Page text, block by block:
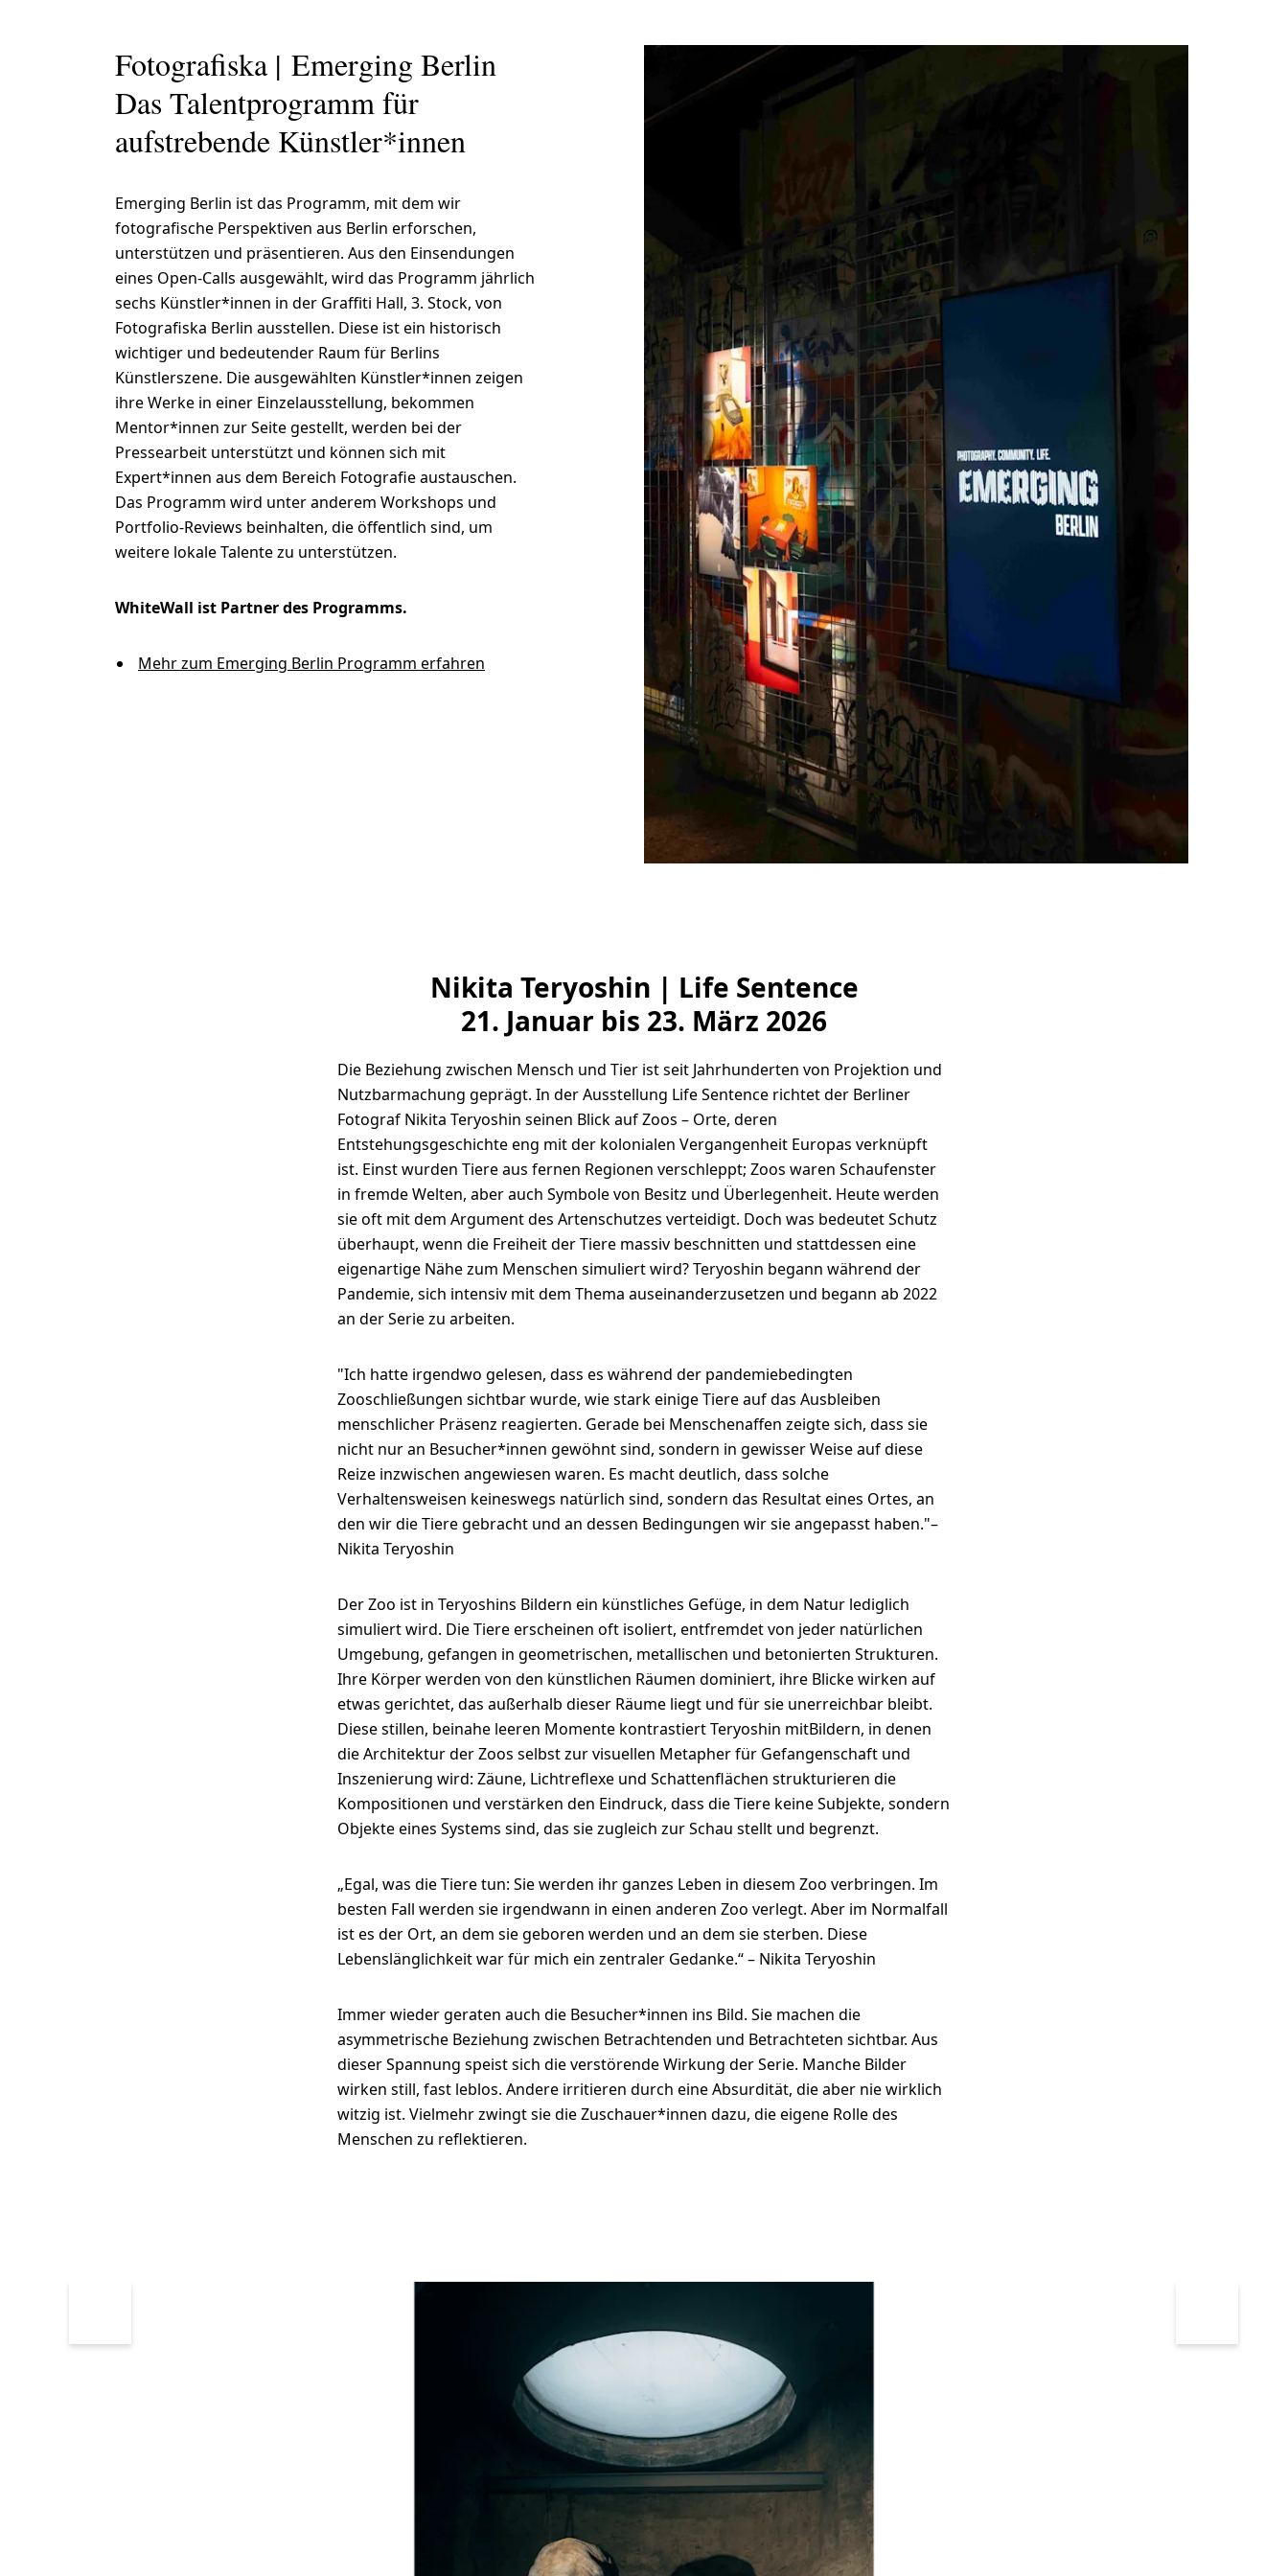
Fotografiska | Emerging Berlin
Das Talentprogramm für
aufstrebende Künstler*innen
Emerging Berlin ist das Programm, mit dem wir
fotografische Perspektiven aus Berlin erforschen,
unterstützen und präsentieren. Aus den Einsendungen
eines Open-Calls ausgewählt, wird das Programm jährlich
sechs Künstler*innen in der Graffiti Hall, 3. Stock, von
Fotografiska Berlin ausstellen. Diese ist ein historisch
wichtiger und bedeutender Raum für Berlins
Künstlerszene. Die ausgewählten Künstler*innen zeigen
ihre Werke in einer Einzelausstellung, bekommen
Mentor*innen zur Seite gestellt, werden bei der
Pressearbeit unterstützt und können sich mit
Expert*innen aus dem Bereich Fotografie austauschen.
Das Programm wird unter anderem Workshops und
Portfolio-Reviews beinhalten, die öffentlich sind, um
weitere lokale Talente zu unterstützen.
WhiteWall ist Partner des Programms.
Mehr zum Emerging Berlin Programm erfahren
Nikita Teryoshin | Life Sentence
21. Januar bis 23. März 2026
Die Beziehung zwischen Mensch und Tier ist seit Jahrhunderten von Projektion und
Nutzbarmachung geprägt. In der Ausstellung Life Sentence richtet der Berliner
Fotograf Nikita Teryoshin seinen Blick auf Zoos – Orte, deren
Entstehungsgeschichte eng mit der kolonialen Vergangenheit Europas verknüpft
ist. Einst wurden Tiere aus fernen Regionen verschleppt; Zoos waren Schaufenster
in fremde Welten, aber auch Symbole von Besitz und Überlegenheit. Heute werden
sie oft mit dem Argument des Artenschutzes verteidigt. Doch was bedeutet Schutz
überhaupt, wenn die Freiheit der Tiere massiv beschnitten und stattdessen eine
eigenartige Nähe zum Menschen simuliert wird? Teryoshin begann während der
Pandemie, sich intensiv mit dem Thema auseinanderzusetzen und begann ab 2022
an der Serie zu arbeiten.
"Ich hatte irgendwo gelesen, dass es während der pandemiebedingten
Zooschließungen sichtbar wurde, wie stark einige Tiere auf das Ausbleiben
menschlicher Präsenz reagierten. Gerade bei Menschenaffen zeigte sich, dass sie
nicht nur an Besucher*innen gewöhnt sind, sondern in gewisser Weise auf diese
Reize inzwischen angewiesen waren. Es macht deutlich, dass solche
Verhaltensweisen keineswegs natürlich sind, sondern das Resultat eines Ortes, an
den wir die Tiere gebracht und an dessen Bedingungen wir sie angepasst haben."–
Nikita Teryoshin
Der Zoo ist in Teryoshins Bildern ein künstliches Gefüge, in dem Natur lediglich
simuliert wird. Die Tiere erscheinen oft isoliert, entfremdet von jeder natürlichen
Umgebung, gefangen in geometrischen, metallischen und betonierten Strukturen.
Ihre Körper werden von den künstlichen Räumen dominiert, ihre Blicke wirken auf
etwas gerichtet, das außerhalb dieser Räume liegt und für sie unerreichbar bleibt.
Diese stillen, beinahe leeren Momente kontrastiert Teryoshin mitBildern, in denen
die Architektur der Zoos selbst zur visuellen Metapher für Gefangenschaft und
Inszenierung wird: Zäune, Lichtreflexe und Schattenflächen strukturieren die
Kompositionen und verstärken den Eindruck, dass die Tiere keine Subjekte, sondern
Objekte eines Systems sind, das sie zugleich zur Schau stellt und begrenzt.
„Egal, was die Tiere tun: Sie werden ihr ganzes Leben in diesem Zoo verbringen. Im
besten Fall werden sie irgendwann in einen anderen Zoo verlegt. Aber im Normalfall
ist es der Ort, an dem sie geboren werden und an dem sie sterben. Diese
Lebenslänglichkeit war für mich ein zentraler Gedanke.“ – Nikita Teryoshin
Immer wieder geraten auch die Besucher*innen ins Bild. Sie machen die
asymmetrische Beziehung zwischen Betrachtenden und Betrachteten sichtbar. Aus
dieser Spannung speist sich die verstörende Wirkung der Serie. Manche Bilder
wirken still, fast leblos. Andere irritieren durch eine Absurdität, die aber nie wirklich
witzig ist. Vielmehr zwingt sie die Zuschauer*innen dazu, die eigene Rolle des
Menschen zu reflektieren.